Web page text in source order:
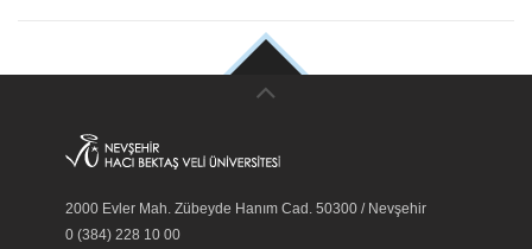
2000 Evler Mah. Zübeyde Hanım Cad. 50300 / Nevşehir
0 (384) 228 10 00